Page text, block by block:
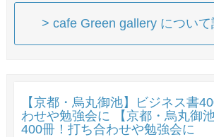
> cafe Green gallery について
【京都・烏丸御池】ビジネス書
わせや勉強会に 【京都・烏丸御
400冊！打ち合わせや勉強会に